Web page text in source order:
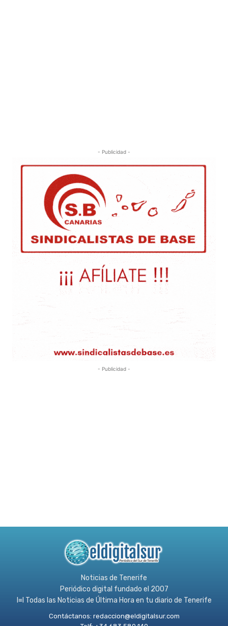
- Publicidad -
- Publicidad -
Noticias de Tenerife
Periódico digital fundado el 2007
l≡l Todas las Noticias de Última Hora en tu diario de Tenerife
Contáctanos: redaccion@eldigitalsur.com